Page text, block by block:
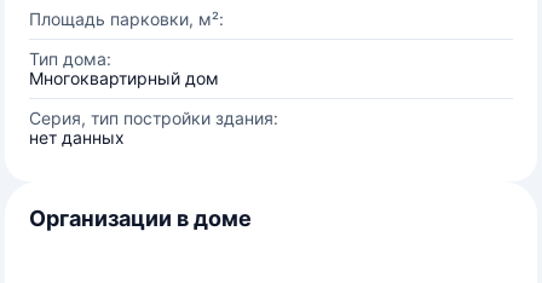
Площадь парковки, м²:
Тип дома:
Многоквартирный дом
Серия, тип постройки здания:
нет данных
Организации в доме